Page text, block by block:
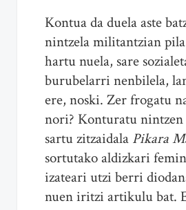
Kontua da duela aste
nintzela militantzian
hartu nuela, sare
burubelarri nenbilela,
ere, noski. Zer frogatu
nori? Konturatu
sartu zitzaidala Pikara
sortutako aldizkari
izateari utzi berri
nuen iritzi artikulu bat.